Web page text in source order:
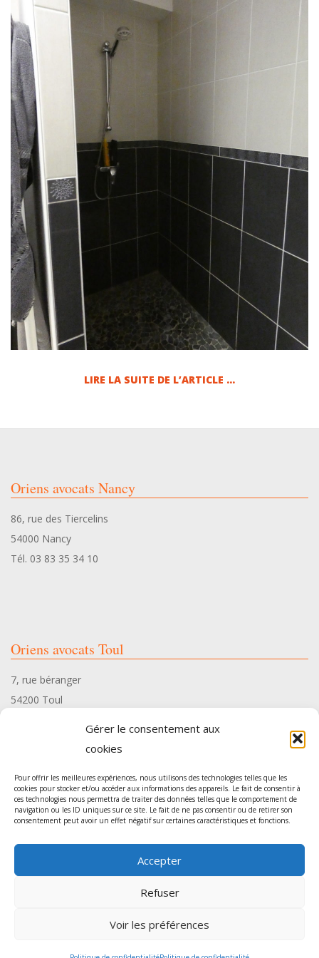
Gérer le consentement aux
cookies
Pour offrir les meilleures expériences, nous utilisons des technologies telles que les
cookies pour stocker et/ou accéder aux informations des appareils. Le fait de consentir à
ces technologies nous permettra de traiter des données telles que le comportement de
navigation ou les ID uniques sur ce site. Le fait de ne pas consentir ou de retirer son
consentement peut avoir un effet négatif sur certaines caractéristiques et fonctions.
Accepter
Refuser
Voir les préférences
1
0
1
0
9
2
5
LIRE LA SUITE DE L’ARTICLE …
Oriens avocats Nancy
86, rue des Tiercelins
54000 Nancy
Tél. 03 83 35 34 10
Oriens avocats Toul
7, rue béranger
54200 Toul
Oriens avocats Pont-à-Mousson
54, rue Gambetta
Tél. 03 83 35 34 10
Agence de communication: Sur les Toits -Mentions légales